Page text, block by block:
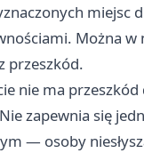
miejsc
Można
przeszkód.
nie ma
zapewnia się
— osoby